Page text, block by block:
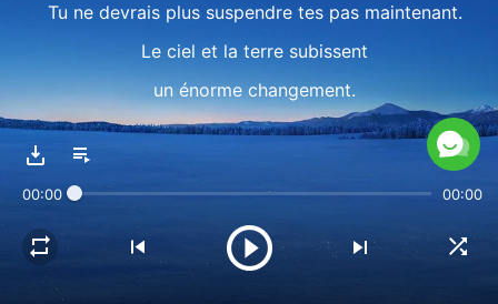
Tu ne devrais plus suspendre tes pas maintenant.
Le ciel et la terre subissent
un énorme changement.
Sans endroit où se cacher, l'homme se lamentera ;
Dieu nous aime chaque jour,
00:00 00:00